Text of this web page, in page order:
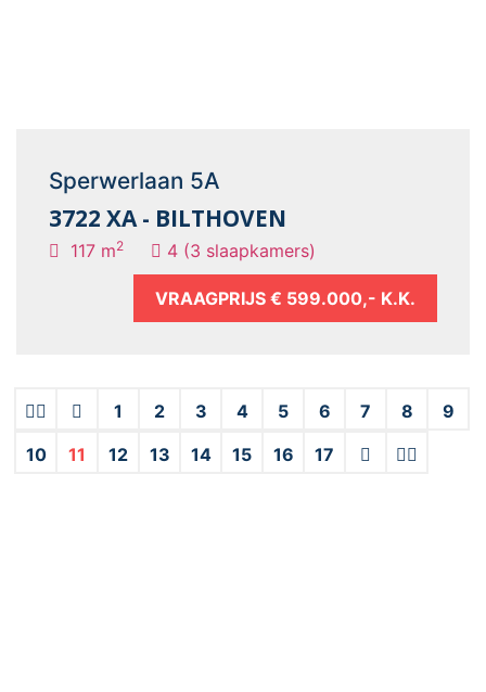
Sperwerlaan 5A
3722 XA - BILTHOVEN
117 m2 4 (3 slaapkamers)
VRAAGPRIJS € 599.000,- K.K.
1 2 3 4 5 6 7 8
9
10
11 12 13 14 15 16 17